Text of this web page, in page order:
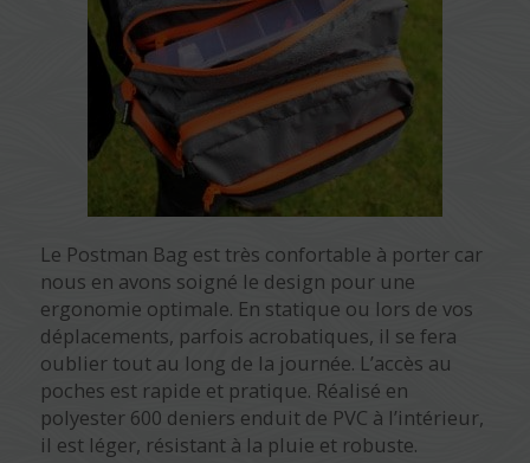
Le Postman Bag est très confortable à porter car
nous en avons soigné le design pour une
ergonomie optimale. En statique ou lors de vos
déplacements, parfois acrobatiques, il se fera
oublier tout au long de la journée. L’accès au
poches est rapide et pratique. Réalisé en
polyester 600 deniers enduit de PVC à l’intérieur,
il est léger, résistant à la pluie et robuste.